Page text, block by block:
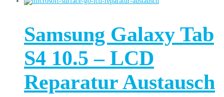
Samsung Galaxy Tab
S4 10.5 – LCD
Reparatur Austausch